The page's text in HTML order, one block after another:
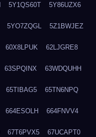
5Y1QS60T 5Y86UZX6
5YO7ZQGL 5Z1BWJEZ
60X8LPUK 62LJGRE8
63SPQINX 63WDQUHH
65TIBAG5 65TN6NPQ
664ESOLH 664FNVV4
67T6PVX5 67UCAPT0